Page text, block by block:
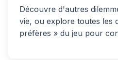
Découvre d'autres
vie, ou explore toutes les
préfères » du jeu pour